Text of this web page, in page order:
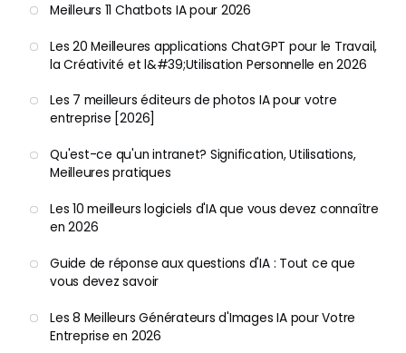
Meilleurs 11 Chatbots IA pour 2026
Les 20 Meilleures applications ChatGPT pour le Travail,
la Créativité et l&#39;Utilisation Personnelle en 2026
Les 7 meilleurs éditeurs de photos IA pour votre
entreprise [2026]
Qu'est-ce qu'un intranet? Signification, Utilisations,
Meilleures pratiques
Les 10 meilleurs logiciels d'IA que vous devez connaître
en 2026
Guide de réponse aux questions d'IA : Tout ce que
vous devez savoir
Les 8 Meilleurs Générateurs d'Images IA pour Votre
Entreprise en 2026